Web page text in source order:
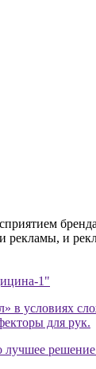
рекламы, и
1"
в условиях
для рук.
лучшее